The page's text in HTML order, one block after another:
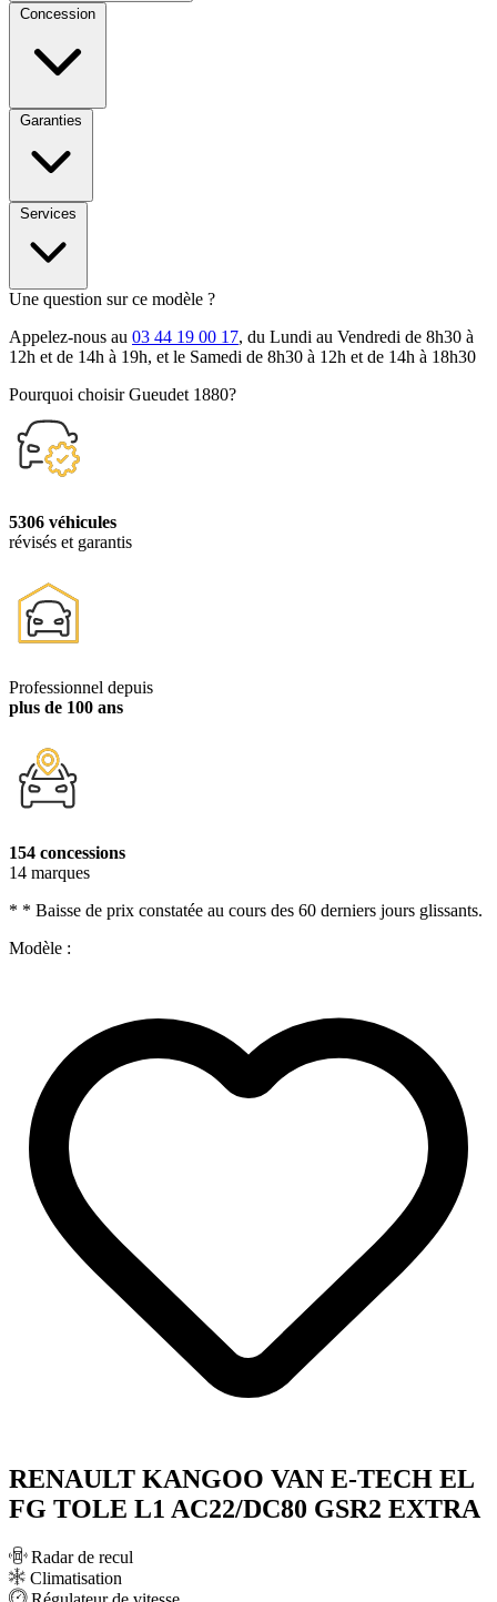
Concession
Garanties
Services
Une question sur ce modèle ?
Appelez-nous au 03 44 19 00 17, du Lundi au Vendredi de 8h30 à
12h et de 14h à 19h, et le Samedi de 8h30 à 12h et de 14h à 18h30
Pourquoi choisir Gueudet 1880?
5306 véhicules
révisés et garantis
Professionnel depuis
plus de 100 ans
154 concessions
14 marques
* * Baisse de prix constatée au cours des 60 derniers jours glissants.
Modèle :
RENAULT KANGOO VAN E-TECH EL
FG TOLE L1 AC22/DC80 GSR2 EXTRA
Radar de recul
Climatisation